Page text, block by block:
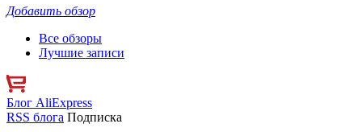
Добавить обзор
Все обзоры
Лучшие записи
Блог AliExpress
RSS блога Подписка